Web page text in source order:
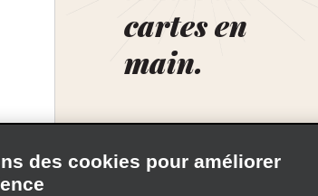
cartes en
main.
des cookies pour améliorer